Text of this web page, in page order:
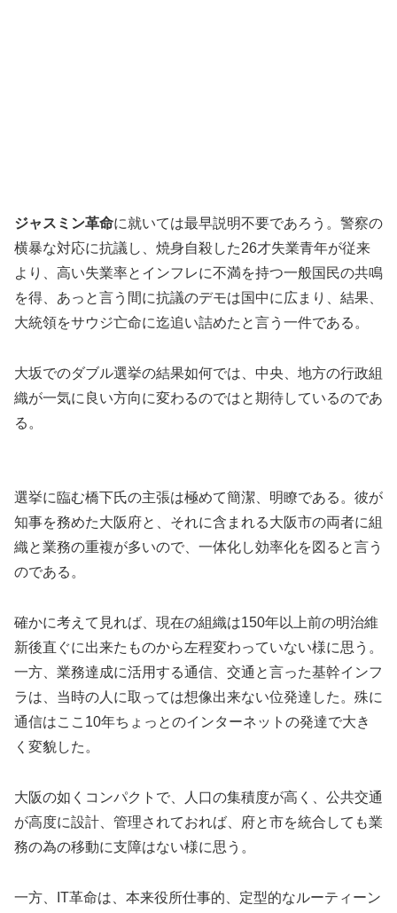
ジャスミン革命に就いては最早説明不要であろう。警察の
横暴な対応に抗議し、焼身自殺した26才失業青年が従来
より、高い失業率とインフレに不満を持つ一般国民の共鳴
を得、あっと言う間に抗議のデモは国中に広まり、結果、
大統領をサウジ亡命に迄追い詰めたと言う一件である。
大坂でのダブル選挙の結果如何では、中央、地方の行政組
織が一気に良い方向に変わるのではと期待しているのであ
る。
選挙に臨む橋下氏の主張は極めて簡潔、明瞭である。彼が
知事を務めた大阪府と、それに含まれる大阪市の両者に組
織と業務の重複が多いので、一体化し効率化を図ると言う
のである。
確かに考えて見れば、現在の組織は150年以上前の明治維
新後直ぐに出来たものから左程変わっていない様に思う。
一方、業務達成に活用する通信、交通と言った基幹インフ
ラは、当時の人に取っては想像出来ない位発達した。殊に
通信はここ10年ちょっとのインターネットの発達で大き
く変貌した。
大阪の如くコンパクトで、人口の集積度が高く、公共交通
が高度に設計、管理されておれば、府と市を統合しても業
務の為の移動に支障はない様に思う。
一方、IT革命は、本来役所仕事的、定型的なルーティーン